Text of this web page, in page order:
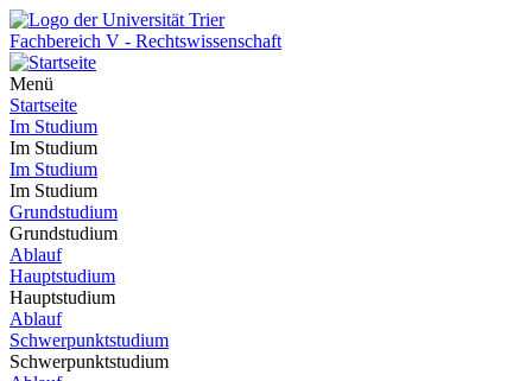
Fachbereich V - Rechtswissenschaft
Menü
Startseite
Im Studium
Im Studium
Im Studium
Im Studium
Grundstudium
Grundstudium
Ablauf
Hauptstudium
Hauptstudium
Ablauf
Schwerpunktstudium
Schwerpunktstudium